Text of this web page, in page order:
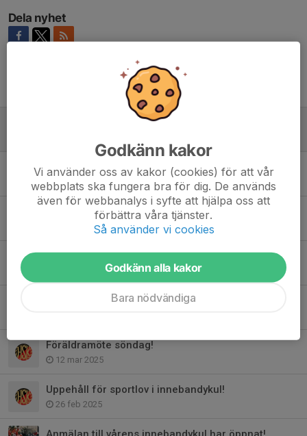
Dela nyhet
Handelsbanken - ny partner för Innebandykul
27 okt 2025
10 sep 2025
Träningstider innebandykul klara!
Börja spela innebandy!
Föräldramöte söndag!
12 mar 2025
Uppehåll för sportlov i innebandykul!
26 feb 2025
Godkänn kakor
Vi använder oss av kakor (cookies) för att vår
webbplats ska fungera bra för dig. De används
även för webbanalys i syfte att hjälpa oss att
förbättra våra tjänster.
Så använder vi cookies
Godkänn alla kakor
Bara nödvändiga